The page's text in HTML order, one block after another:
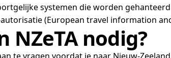
systemen die worden
(European travel information
NZeTA nodig?